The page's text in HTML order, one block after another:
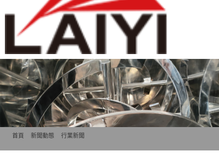
首頁 新聞動態 行業新聞